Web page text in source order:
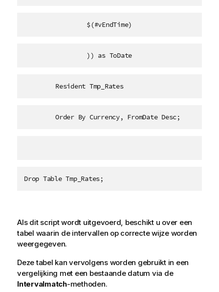
		$(#vEndTime)
		)) as ToDate
	Resident Tmp_Rates
	Order By Currency, FromDate Desc;
Drop Table Tmp_Rates;
Als dit script wordt uitgevoerd, beschikt u over een
tabel waarin de intervallen op correcte wijze worden
weergegeven.
Deze tabel kan vervolgens worden gebruikt in een
vergelijking met een bestaande datum via de
Intervalmatch-methoden.